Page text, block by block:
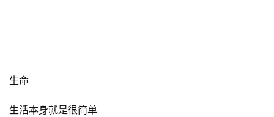
生命
生活本身就是很简单